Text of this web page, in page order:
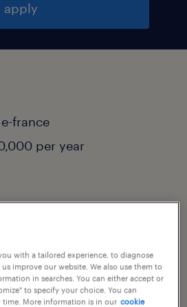
apply
france
per year
with a tailored experience, to diagnose
improve our website. We also use them to
in searches. You can either accept or
to specify your choice. You can
More information is in our cookie